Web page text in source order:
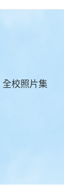
全校照片集